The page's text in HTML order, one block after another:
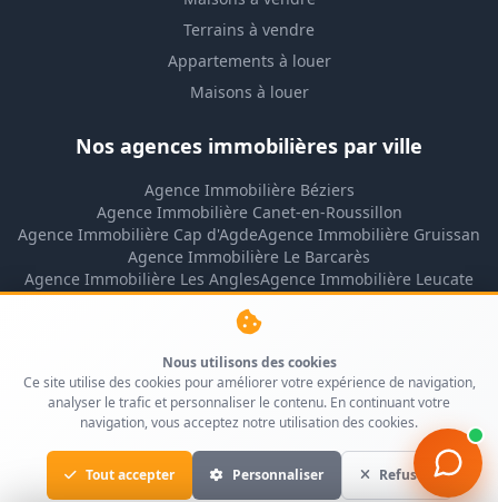
Nous utilisons des cookies
Ce site utilise des cookies pour améliorer votre expérience de navigation,
analyser le trafic et personnaliser le contenu. En continuant votre
navigation, vous acceptez notre utilisation des cookies.
Tout accepter Personnaliser Refuser
Terrains à vendre
Appartements à louer
Maisons à louer
Nos agences immobilières par ville
Agence Immobilière Béziers
Agence Immobilière Canet-en-Roussillon
Agence Immobilière Cap d'AgdeAgence Immobilière Gruissan
Agence Immobilière Le Barcarès
Agence Immobilière Les AnglesAgence Immobilière Leucate
Agence Immobilière Lézignan-Corbières
Agence Immobilière Montpellier
Agence Immobilière Narbonne-Plage
Agence Immobilière Perpignan
Agence Immobilière Port-la-Nouvelle
Agence Immobilière Rivesaltes
Agence Immobilière Saint-Cyprien
Agence Immobilière Saint-Pierre-la-Mer